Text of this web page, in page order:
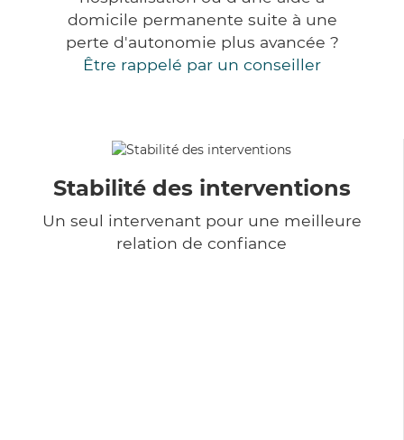
domicile permanente suite à une
perte d'autonomie plus avancée ?
Être rappelé par un conseiller
Stabilité des interventions
Un seul intervenant pour une meilleure
relation de confiance